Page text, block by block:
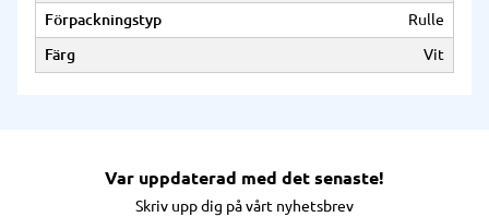
Förpackningstyp
Rulle
Färg
Vit
Var uppdaterad med det senaste!
Skriv upp dig på vårt nyhetsbrev